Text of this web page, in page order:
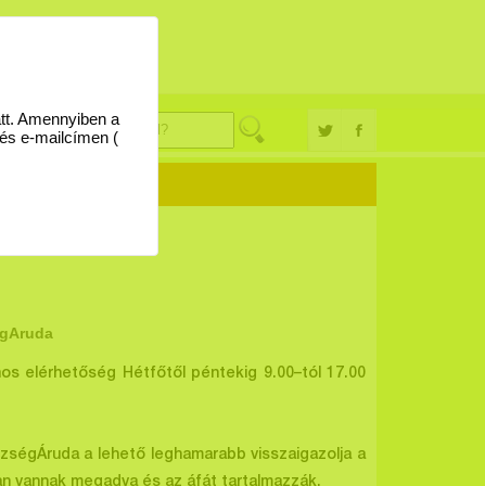
elérhetőség Hétfőtől péntekig 9.00–tól 17.00
a lehető leghamarabb visszaigazolja a
vannak megadva és az áfát tartalmazzák.
Amennyiben a
e-mailcímen (